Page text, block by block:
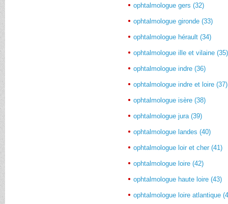
ophtalmologue gers (32)
ophtalmologue gironde (33)
ophtalmologue hérault (34)
ophtalmologue ille et vilaine (35)
ophtalmologue indre (36)
ophtalmologue indre et loire (37)
ophtalmologue isère (38)
ophtalmologue jura (39)
ophtalmologue landes (40)
ophtalmologue loir et cher (41)
ophtalmologue loire (42)
ophtalmologue haute loire (43)
ophtalmologue loire atlantique